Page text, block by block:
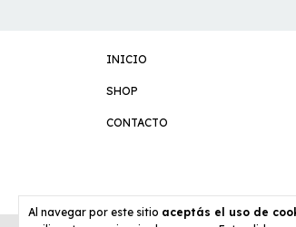
Al navegar por este sitio aceptás el uso de
INICIO
SHOP
CONTACTO